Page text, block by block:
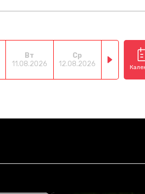
Вт
11.08.2026
Ср
12.08.2026
13.08.2026